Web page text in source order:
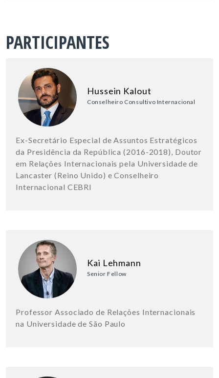
PARTICIPANTES
Hussein Kalout
Conselheiro Consultivo Internacional
Ex-Secretário Especial de Assuntos Estratégicos
da Presidência da República (2016-2018), Doutor
em Relações Internacionais pela Universidade de
Lancaster (Reino Unido) e Conselheiro
Internacional CEBRI
Kai Lehmann
Senior Fellow
Professor Associado de Relações Internacionais
na Universidade de São Paulo